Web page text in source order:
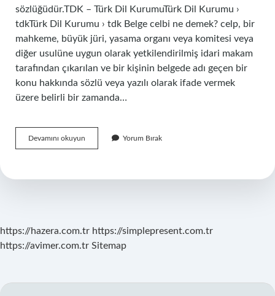
sözlüğüdür.TDK – Türk Dil KurumuTürk Dil Kurumu ›
tdkTürk Dil Kurumu › tdk Belge celbi ne demek? celp, bir
mahkeme, büyük jüri, yasama organı veya komitesi veya
diğer usulüne uygun olarak yetkilendirilmiş idari makam
tarafından çıkarılan ve bir kişinin belgede adı geçen bir
konu hakkında sözlü veya yazılı olarak ifade vermek
üzere belirli bir zamanda…
Devamını okuyun
Ne
Yorum Bırak
https://hazera.com.tr https://simplepresent.com.tr
https://avimer.com.tr Sitemap